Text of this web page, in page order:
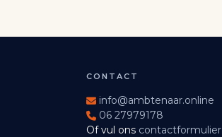
CONTACT
info@ambtenaar.online
06 27979178
Of vul ons contactformulier